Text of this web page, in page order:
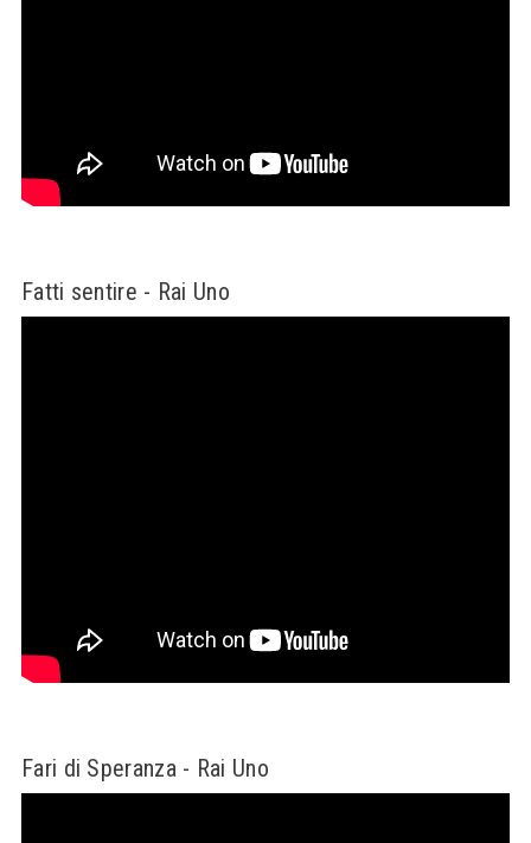
Fatti sentire - Rai Uno
Fari di Speranza - Rai Uno